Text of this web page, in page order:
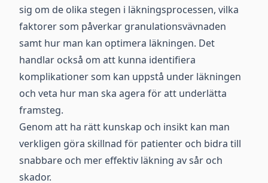
sig om de olika stegen i läkningsprocessen, vilka
faktorer som påverkar granulationsvävnaden
samt hur man kan optimera läkningen. Det
handlar också om att kunna identifiera
komplikationer som kan uppstå under läkningen
och veta hur man ska agera för att underlätta
framsteg.
Genom att ha rätt kunskap och insikt kan man
verkligen göra skillnad för patienter och bidra till
snabbare och mer effektiv läkning av sår och
skador.